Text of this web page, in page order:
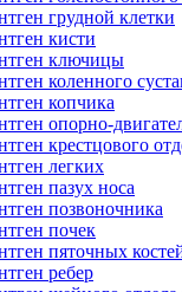
грудной клетки
кисти
ключицы
коленного
копчика
опорно-
крестцового
легких
пазух носа
позвоночника
почек
пяточных
ребер